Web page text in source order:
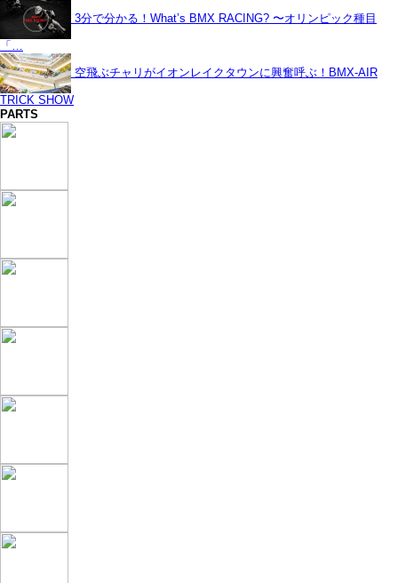
3分で分かる！What’s BMX RACING? 〜オリンピック種目
「…
空飛ぶチャリがイオンレイクタウンに興奮呼ぶ！BMX-AIR
TRICK SHOW
PARTS